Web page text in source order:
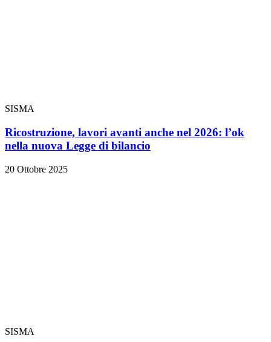
SISMA
Ricostruzione, lavori avanti anche nel 2026: l’ok
nella nuova Legge di bilancio
20 Ottobre 2025
SISMA